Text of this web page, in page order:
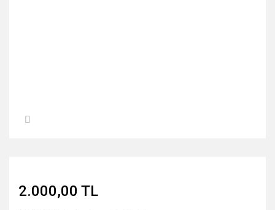
2.000,00 TL